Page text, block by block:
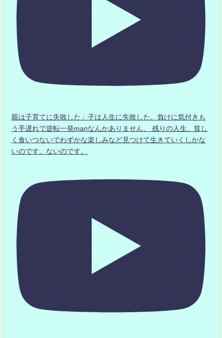
親は子育てに失敗した」子は人生に失敗した。負けに気付きも
う手遅れで逆転一発manなんかありません、 残りの人生、貧し
く食いつないでわずかな楽しみなど見つけて生きていくしかな
いのです。ないのです。